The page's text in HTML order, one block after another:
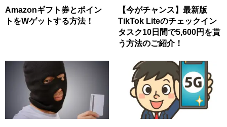
Amazonギフト券とポイン
トをWゲットする方法！
【今がチャンス】最新版
TikTok Liteのチェックイン
タスク10日間で5,600円を貰
う方法のご紹介！